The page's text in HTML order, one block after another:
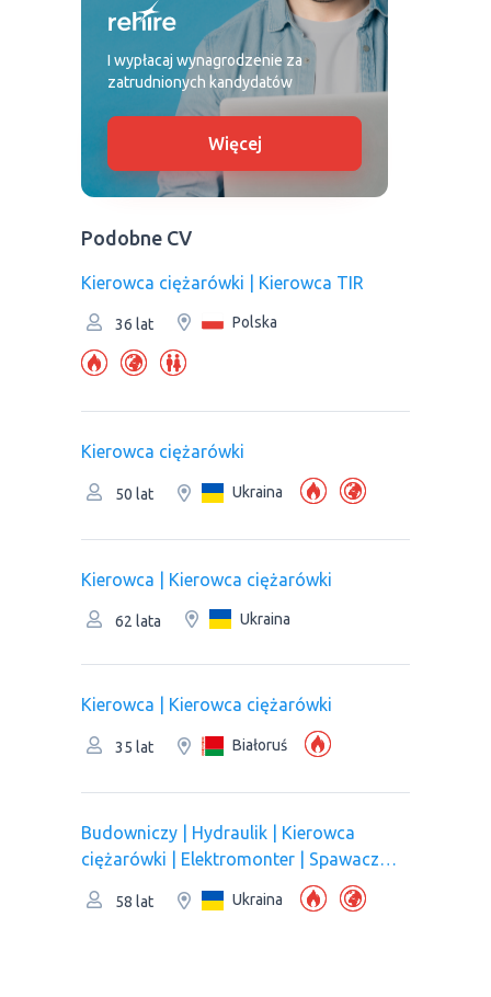
I wypłacaj wynagrodzenie za
zatrudnionych kandydatów
Więcej
Podobne CV
Kierowca ciężarówki | Kierowca TIR
36 lat Polska
Kierowca ciężarówki
50 lat Ukraina
Kierowca | Kierowca ciężarówki
62 lata Ukraina
Kierowca | Kierowca ciężarówki
35 lat Białoruś
Budowniczy | Hydraulik | Kierowca
ciężarówki | Elektromonter | Spawacz
58 lat Ukraina